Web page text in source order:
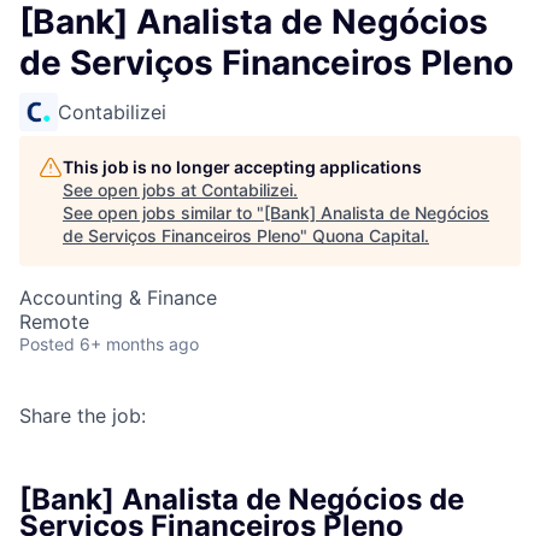
[Bank] Analista de Negócios
de Serviços Financeiros Pleno
Contabilizei
This job is no longer accepting applications
See open jobs at Contabilizei.
See open jobs similar to "[Bank] Analista de Negócios
de Serviços Financeiros Pleno" Quona Capital.
Accounting & Finance
Remote
Posted 6+ months ago
Share the job:
[Bank] Analista de Negócios de
Serviços Financeiros Pleno